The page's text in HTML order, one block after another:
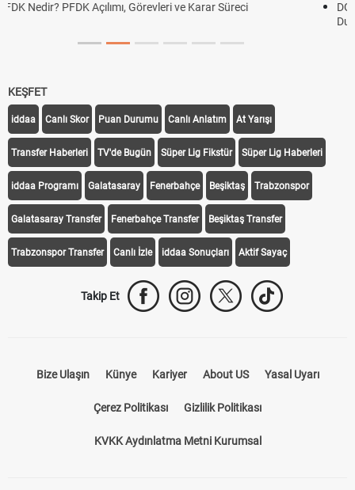
DGS Sonuçları Ne Zaman Açıklanacak 2026? ÖSYM Sonuç Tarihini
KEŞFET
iddaa Canlı Skor Puan Durumu Canlı Anlatım At Yarışı
Transfer Haberleri TV'de Bugün Süper Lig Fikstür Süper Lig Haberleri
iddaa Programı Galatasaray Fenerbahçe Beşiktaş Trabzonspor
Galatasaray Transfer Fenerbahçe Transfer Beşiktaş Transfer
Trabzonspor Transfer Canlı İzle iddaa Sonuçları Aktif Sayaç
Takip Et
Bize Ulaşın Künye Kariyer About US Yasal Uyarı
Çerez Politikası Gizlilik Politikası
KVKK Aydınlatma Metni Kurumsal